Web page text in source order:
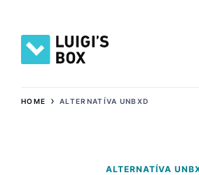
HOME ›ALTERNATÍVA UNBXD
ALTERNATÍVA